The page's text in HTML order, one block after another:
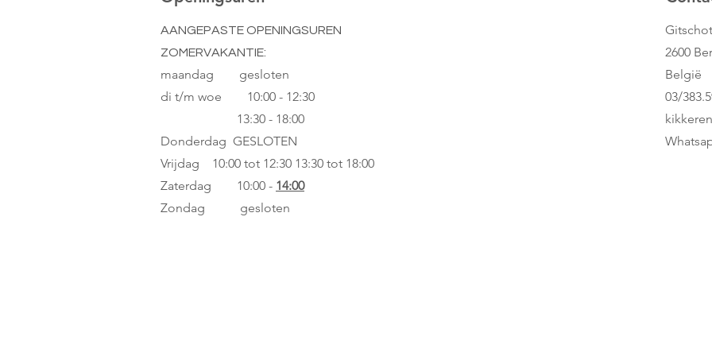
AANGEPASTE OPENINGSUREN
ZOMERVAKANTIE:
maandag gesloten
di t/m woe 10:00 - 12:30
13:30 - 18:00
Donderdag GESLOTEN
Vrijdag 10:00 tot 12:30 13:30 tot 18:00
Zaterdag 10:00 - 14:00
Zondag gesloten
2600
België
03/